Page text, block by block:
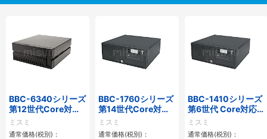
BBC-6340シリーズ
第12世代Core対応
小型フロアマウント
PC2PCI/2PCIe
ミスミ
通常価格(税別)：
BBC-1760シリーズ
第14世代Core対応
小型フロアマウント
3PCIe
ミスミ
通常価格(税別)：
BBC-1410シリーズ
第6世代 Core対応フ
ロアマウントFAPC
3PCI・3PCIe
ミスミ
通常価格(税別)：